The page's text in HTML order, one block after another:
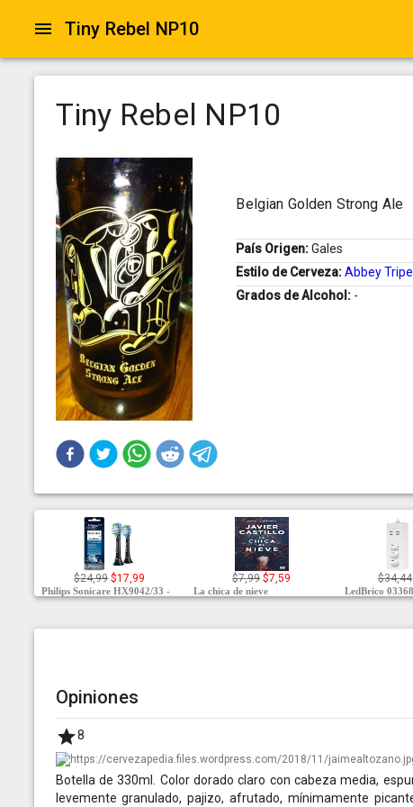
Tiny Rebel NP10
Tiny Rebel NP10
Belgian Golden Strong Ale
País Origen:Gales
Estilo de Cerveza:Abbey Tripel
Grados de Alcohol: -
$24,99 $17,99
Philips Sonicare HX9042/33 -
$7,99 $7,59
La chica de nieve
$34,44
LedBrico
Opiniones
8
Botella de 330ml. Color dorado claro con cabeza media,
levemente granulado, pajizo, afrutado, mínimamente